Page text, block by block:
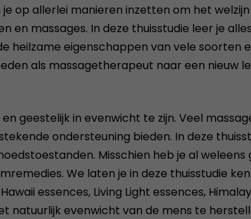
op allerlei manieren inzetten om het
en massages. In deze thuisstudie leer je
heilzame eigenschappen van vele
als massagetherapeut naar een nieuw
geestelijk in evenwicht te zijn. Veel
ondersteuning bieden. In deze
Misschien heb je al weleens
We laten je in deze thuisstudie
essences, Living Light essences,
natuurlijk evenwicht van de mens te